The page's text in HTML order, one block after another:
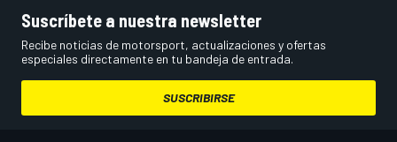
Suscríbete a nuestra newsletter
Recibe noticias de motorsport, actualizaciones y ofertas
especiales directamente en tu bandeja de entrada.
SUSCRIBIRSE